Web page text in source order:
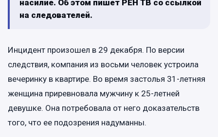
насилие. Об этом пишет РЕН ТВ со ссылкой
на следователей.
Инцидент произошел в 29 декабря. По версии
следствия, компания из восьми человек устроила
вечеринку в квартире. Во время застолья 31-летняя
женщина приревновала мужчину к 25-летней
девушке. Она потребовала от него доказательств
того, что ее подозрения надуманны.